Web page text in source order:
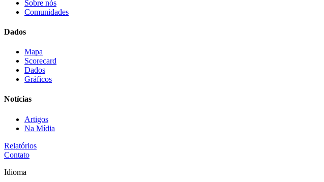
Sobre nós
Comunidades
Dados
Mapa
Scorecard
Dados
Gráficos
Notícias
Artigos
Na Mídia
Relatórios
Contato
Idioma